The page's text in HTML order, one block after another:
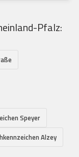
Pfalz:
Speyer
Alzey